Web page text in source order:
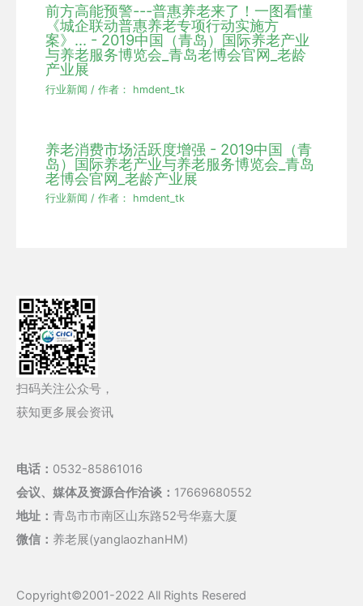
前方高能预警---普惠养老来了！一图看懂
《城企联动普惠养老专项行动实施方
案》... - 2019中国（青岛）国际养老产业
与养老服务博览会_青岛老博会官网_老龄
产业展
行业新闻 / 作者： hmdent_tk
养老消费市场活跃度增强 - 2019中国（青
岛）国际养老产业与养老服务博览会_青岛
老博会官网_老龄产业展
行业新闻 / 作者： hmdent_tk
扫码关注公众号，
获知更多展会资讯
电话： 0532-85861016
会议、媒体及资源合作洽谈： 17669680552
地址： 青岛市市南区山东路52号华嘉大厦
微信： 养老展(yanglaozhanHM)
Copyright©2001-2022 All Rights Resered